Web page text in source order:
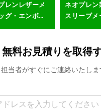
レンレザーメ
グ・エンボス
ザー・ラグジ
ネオプレン
スリーブメ
無料お見積りを取得
担当者がすぐにご連絡いたしま